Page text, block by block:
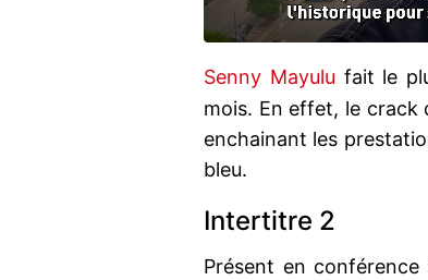
Senny Mayulu fait le
mois. En effet, le crack
enchainant les
bleu.
Intertitre 2
Présent en